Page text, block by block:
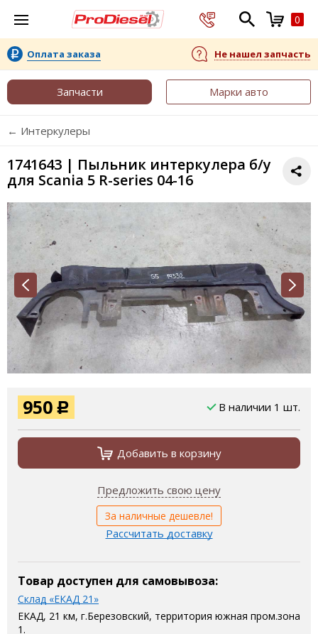
0
Оплата заказа Не нашел запчасть
Запчасти Марки авто
← Интеркулеры
1741643 | Пыльник интеркулера б/у
для Scania 5 R-series 04-16
950 Р В наличии 1 шт.
Добавить в корзину
Предложить свою цену
За наличные дешевле!
Рассчитать доставку
Товар доступен для самовывоза:
Склад «ЕКАД 21»
ЕКАД, 21 км, г.Березовский, территория южная пром.зона
1.